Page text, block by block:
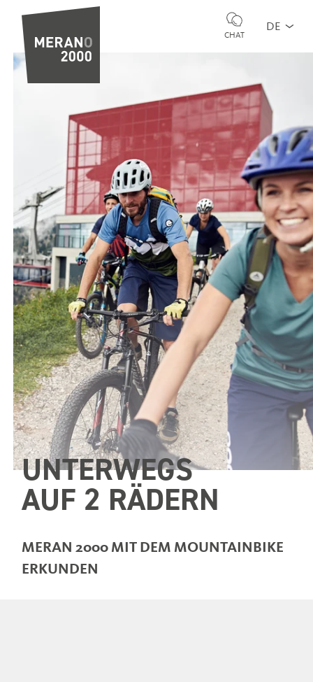
CHAT
DE
UNTERWEGS
AUF 2 RÄDERN
MERAN 2000 MIT DEM MOUNTAINBIKE
ERKUNDEN